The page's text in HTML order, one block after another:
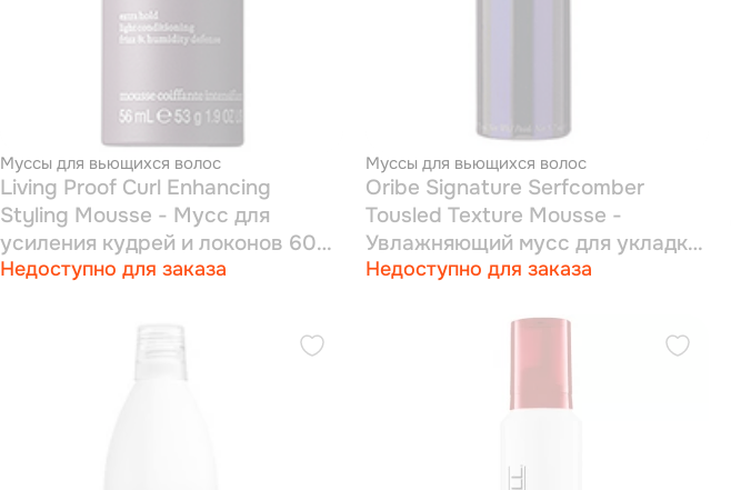
Муссы для вьющихся волос
Living Proof Curl Enhancing
Styling Mousse - Мусс для
усиления кудрей и локонов 60
мл
Недоступно для заказа
Муссы для вьющихся волос
Oribe Signature Serfcomber
Tousled Texture Mousse -
Увлажняющий мусс для укладки
и для создания естественных
Недоступно для заказа